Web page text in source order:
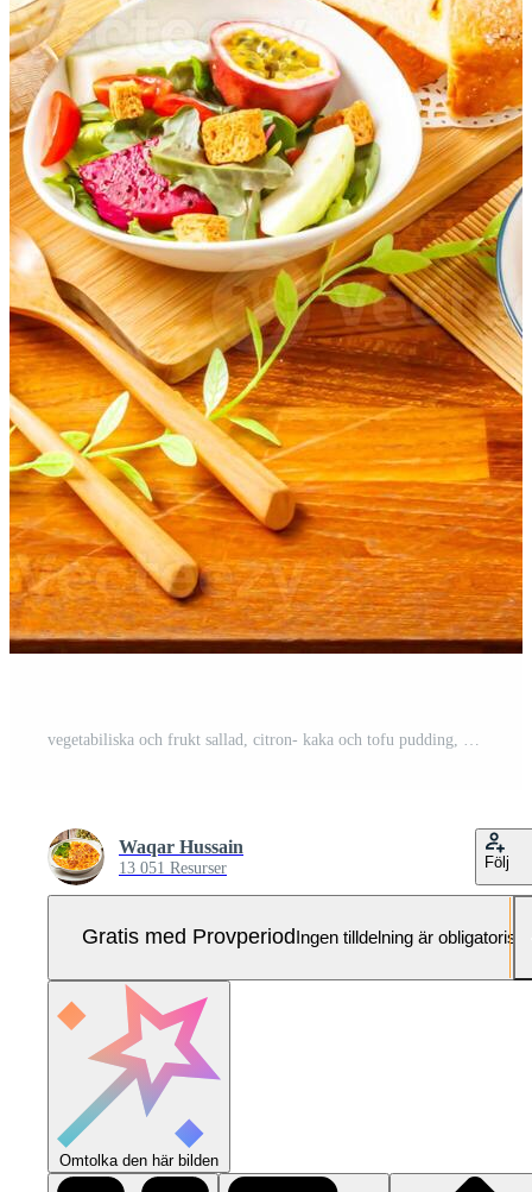
Waqar Hussain
13 051 Resurser Följ
Gratis med ProvperiodIngen tilldelning är obligatorisk
Omtolka den här bilden